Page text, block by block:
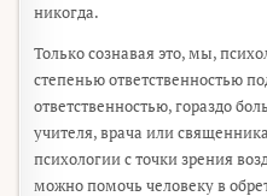
никогда.
Только сознавая это, мы,
степенью ответственностью
ответственностью, гораздо
учителя, врача или
психологии с точки зрения
можно помочь человеку в